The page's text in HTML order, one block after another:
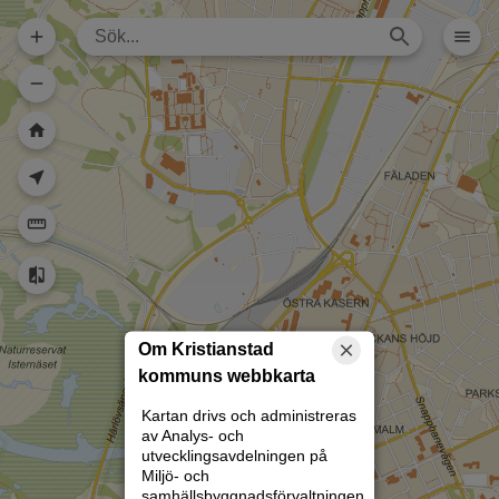
Dela karta (lång
url)
Dela karta
Skriv ut
Om kartan
Kristianstad
Rita
Om Kristianstad
kommuns webbkarta
Kartan drivs och administreras
av Analys- och
utvecklingsavdelningen på
Miljö- och
samhällsbyggnadsförvaltningen.